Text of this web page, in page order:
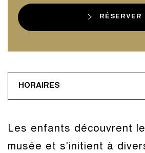
RÉSERVER
HORAIRES
Les enfants découvrent
musée et s'initient à